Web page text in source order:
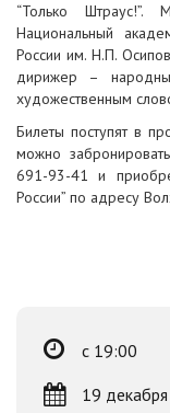
“Только Штраус!”.
Национальный
России им. Н.П.
дирижер –
художественным
Билеты поступят в
можно
691-93-41 и
России” по адресу
с 19:00
19